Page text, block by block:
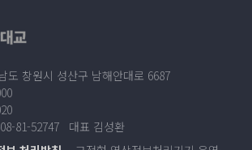
도 창원시 성산구 남해안대로 6687
81-52747 대표 김성환